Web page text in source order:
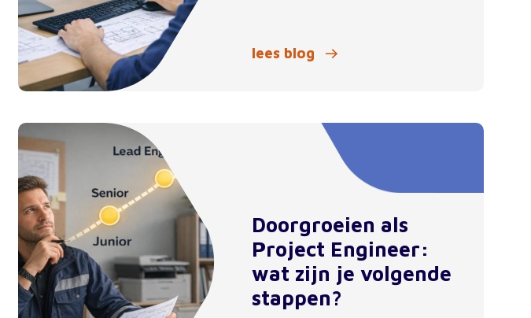
lees blog
Doorgroeien als
Project Engineer:
wat zijn je volgende
stappen?